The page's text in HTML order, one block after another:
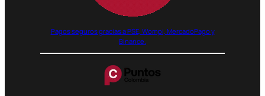
Pagos seguros gracias a PSE, Wompi, MercadoPago y
Binance.